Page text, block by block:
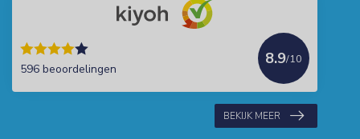
596 beoordelingen
8.9/10
BEKIJK MEER